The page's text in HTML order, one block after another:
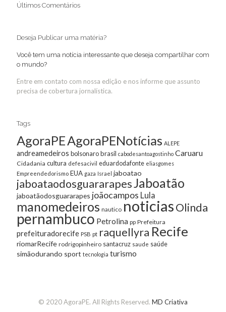
Últimos Comentários
Deseja Publicar uma matéria?
Você tem uma notícia interessante que deseja compartilhar com
o mundo?
Entre em contato com nossa edição e nos informe que assunto
precisa de cobertura jornalística.
Tags
AgoraPEAgoraPENotícias ALEPE
andreamedeiros bolsonarobrasil cabodesantoagostinho Caruaru
Cidadania cultura defesacivil eduardodafonte eliasgomes
Empreendedorismo EUA gaza Israel jaboatao
jaboataodosguararapesJaboatão
jaboatãodosguararapes joãocampos Lula
manomedeiros nautico noticiasOlinda
pernambuco Petrolina pp Prefeitura
prefeituradorecife PSB pt raquellyra Recife
riomarRecife rodrigopinheiro santacruz saude saúde
simãodurando sport tecnologia turismo
© 2020 AgoraPE. All Rights Reserved. MD Criativa